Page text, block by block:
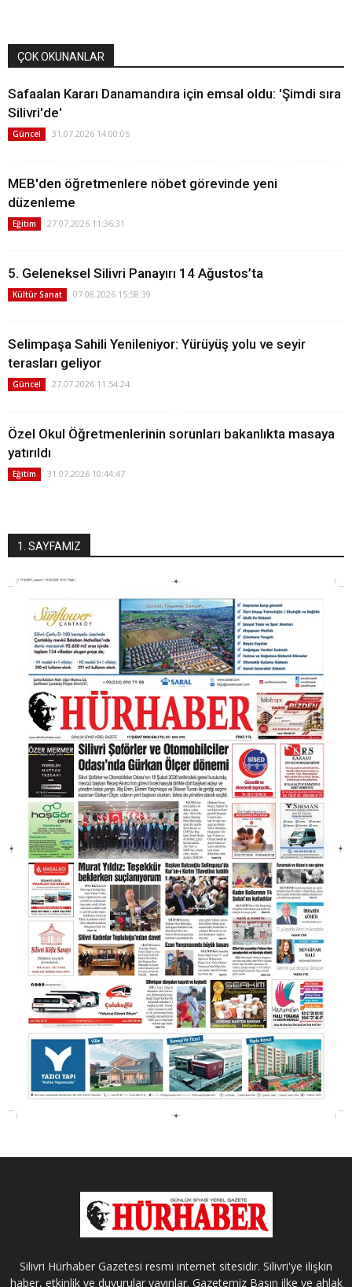
ÇOK OKUNANLAR
Safaalan Kararı Danamandıra için emsal oldu: 'Şimdi sıra
Silivri'de'
Güncel 31.07.2026 14:00:05
MEB'den öğretmenlere nöbet görevinde yeni
düzenleme
Eğitim 27.07.2026 11:36:31
5. Geleneksel Silivri Panayırı 14 Ağustos’ta
Kültür Sanat 07.08.2026 15:58:39
Selimpaşa Sahili Yenileniyor: Yürüyüş yolu ve seyir
terasları geliyor
Güncel 27.07.2026 11:54:24
Özel Okul Öğretmenlerinin sorunları bakanlıkta masaya
yatırıldı
Eğitim 31.07.2026 10:44:47
1. SAYFAMIZ
Silivri Hürhaber Gazetesi resmi internet sitesidir. Silivri'ye ilişkin
haber, etkinlik ve duyurular yayınlar. Gazetemiz Basın ilke ve ahlak